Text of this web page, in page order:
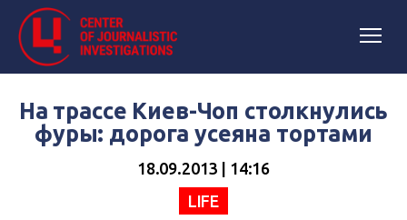
На трассе Киев-Чоп столкнулись
фуры: дорога усеяна тортами
18.09.2013 | 14:16
LIFE